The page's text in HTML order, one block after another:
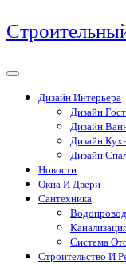
Перейти
к
Дизайн Интерьера
Дизайн
Дизайн
Дизайн
Дизайн
Новости
Окна И Двери
Сантехника
Водопровод
Система
Строительство И